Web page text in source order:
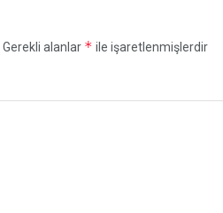
Gerekli alanlar * ile işaretlenmişlerdir